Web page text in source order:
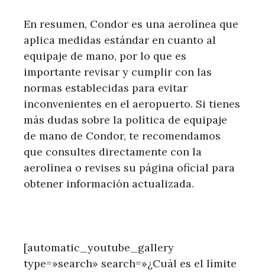
En resumen, Condor es una aerolínea que
aplica medidas estándar en cuanto al
equipaje de mano, por lo que es
importante revisar y cumplir con las
normas establecidas para evitar
inconvenientes en el aeropuerto. Si tienes
más dudas sobre la política de equipaje
de mano de Condor, te recomendamos
que consultes directamente con la
aerolínea o revises su página oficial para
obtener información actualizada.
[automatic_youtube_gallery
type=»search» search=»¿Cuál es el límite